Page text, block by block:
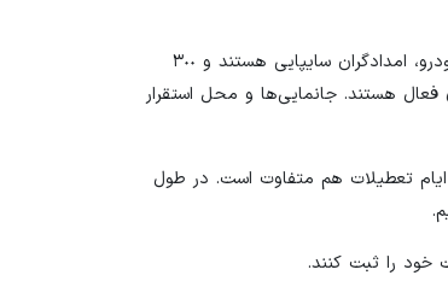
پارسا معین در رابطه با تعداد امدادگران خودرویی در طرح نوروزی ١۴٠٣ امداد خودرو سایپا، گفت: حدود ۵٠٠ خودرو، امدادگران سایپایی هستند و ٣٠٠
به صورت شبانه‌روزی فعال هستند. جانمایی‌ها و محل استقرار
تعطیلات هم متفاوت است. در طول